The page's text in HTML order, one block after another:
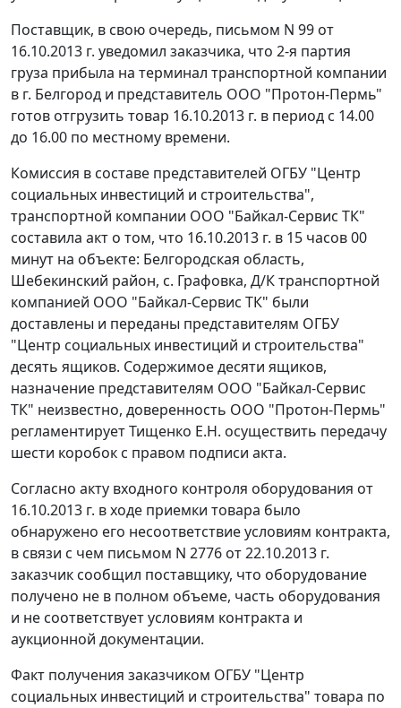
Поставщик, в свою очередь, письмом N 99 от
16.10.2013 г. уведомил заказчика, что 2-я партия
груза прибыла на терминал транспортной компании
в г. Белгород и представитель ООО "Протон-Пермь"
готов отгрузить товар 16.10.2013 г. в период с 14.00
до 16.00 по местному времени.
Комиссия в составе представителей ОГБУ "Центр
социальных инвестиций и строительства",
транспортной компании ООО "Байкал-Сервис ТК"
составила акт о том, что 16.10.2013 г. в 15 часов 00
минут на объекте: Белгородская область,
Шебекинский район, с. Графовка, Д/К транспортной
компанией ООО "Байкал-Сервис ТК" были
доставлены и переданы представителям ОГБУ
"Центр социальных инвестиций и строительства"
десять ящиков. Содержимое десяти ящиков,
назначение представителям ООО "Байкал-Сервис
ТК" неизвестно, доверенность ООО "Протон-Пермь"
регламентирует Тищенко Е.Н. осуществить передачу
шести коробок с правом подписи акта.
Согласно акту входного контроля оборудования от
16.10.2013 г. в ходе приемки товара было
обнаружено его несоответствие условиям контракта,
в связи с чем письмом N 2776 от 22.10.2013 г.
заказчик сообщил поставщику, что оборудование
получено не в полном объеме, часть оборудования
и не соответствует условиям контракта и
аукционной документации.
Факт получения заказчиком ОГБУ "Центр
социальных инвестиций и строительства" товара по